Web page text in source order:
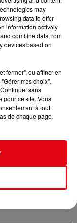
may
data to offer
information actively
combine data from
devices based on
fermer", ou affiner en
mes choix".
sans
pour ce site. Vous
à tout
de chaque page.